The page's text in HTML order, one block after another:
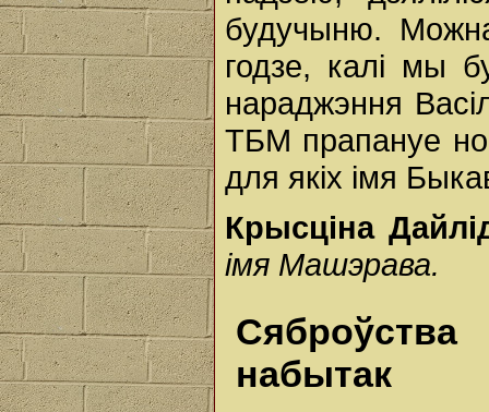
будучыню.
годзе, калі мы
нараджэння
ТБМ прапануе
для якіх імя
Крысціна
імя Машэрава.
набытак